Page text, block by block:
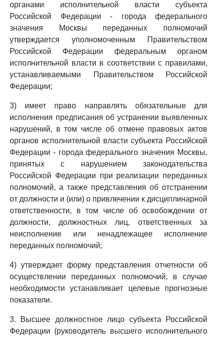
органами исполнительной власти субъекта
Российской Федерации - города федерального
значения Москвы переданных полномочий
утверждается уполномоченным Правительством
Российской Федерации федеральным органом
исполнительной власти в соответствии с правилами,
устанавливаемыми Правительством Российской
Федерации;
3) имеет право направлять обязательные для
исполнения предписания об устранении выявленных
нарушений, в том числе об отмене правовых актов
органов исполнительной власти субъекта Российской
Федерации - города федерального значения Москвы,
принятых с нарушением законодательства
Российской Федерации при реализации переданных
полномочий, а также представления об отстранении
от должности и (или) о привлечении к дисциплинарной
ответственности, в том числе об освобождении от
должности, должностных лиц, ответственных за
неисполнение или ненадлежащее исполнение
переданных полномочий;
4) утверждает форму представления отчетности об
осуществлении переданных полномочий, в случае
необходимости устанавливает целевые прогнозные
показатели.
3. Высшее должностное лицо субъекта Российской
Федерации (руководитель высшего исполнительного